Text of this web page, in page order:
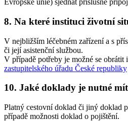
Evropské unie) sjednat příslušné
8. Na které instituci životní
V nejbližším léčebném zařízení a s
či její asistenční službou.
V případě potřeby je možné se obrátit
zastupitelského úřadu České republiky
10. Jaké doklady je nutné mít
Platný cestovní doklad či jiný doklad
případě možnosti doklad o pojištění.